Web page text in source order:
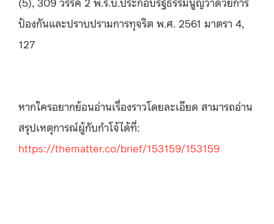
ป้องกันและปราบปรามการทุจริต พ.ศ. 2561 มาตรา 4,
127
หากใครอยากย้อนอ่านเรื่องราวโดยละเอียด สามารถอ่าน
สรุปเหตุการณ์ผู้กับกำโจ้ได้ที่:
https://thematter.co/brief/153159/153159